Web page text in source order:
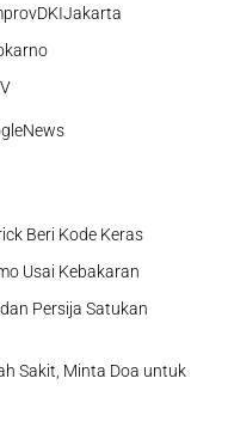
Beri Kode Keras
Usai Kebakaran
Persija Satukan
Sakit, Minta Doa untuk